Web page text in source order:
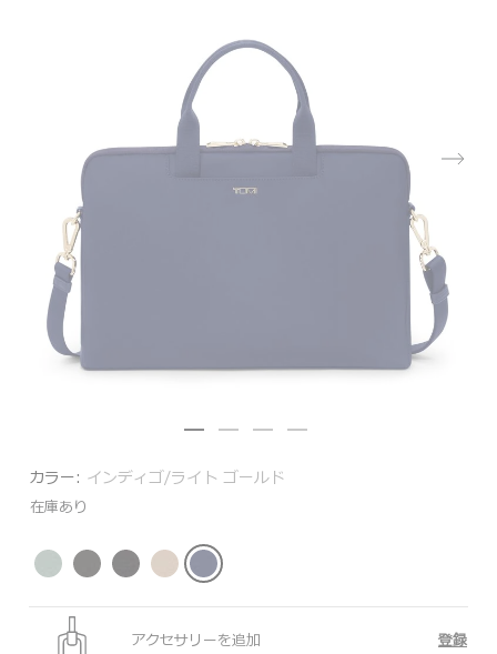
カラー: インディゴ/ライト ゴールド
在庫あり
アクセサリーを追加 登録